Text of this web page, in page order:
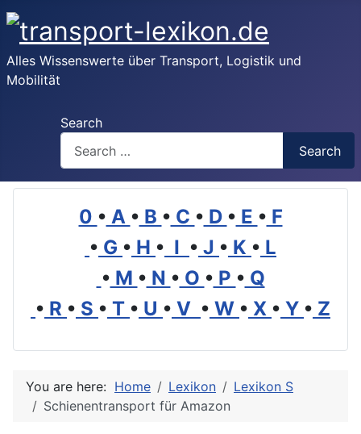
Alles Wissenswerte über Transport, Logistik und
Mobilität
Search
Search
0 • A • B • C • D • E • F
• G • H • I • J • K • L
• M • N • O • P • Q
• R • S • T • U • V • W • X • Y • Z
You are here: Home Lexikon
Lexikon S
Schienentransport für Amazon